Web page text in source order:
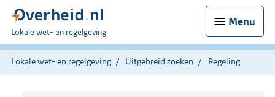
Menu
U
bent
hier:
Lokale wet- en regelgeving
Lokale wet- en regelgeving Uitgebreid zoeken Regeling